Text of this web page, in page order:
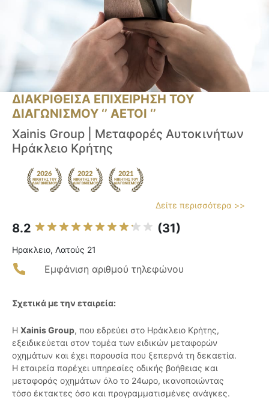
ΔΙΑΚΡΙΘΕΙΣΑ ΕΠΙΧΕΙΡΗΣΗ ΤΟΥ
ΔΙΑΓΩΝΙΣΜΟΥ ‘’ ΑΕΤΟΙ ‘’
Xainis Group | Μεταφορές Αυτοκινήτων
Ηράκλειο Κρήτης
Δείτε περισσότερα >>
8.2 (31)
Ηρακλειο, Λατούς 21
Εμφάνιση αριθμού τηλεφώνου
Σχετικά με την εταιρεία:
Η Xainis Group, που εδρεύει στο Ηράκλειο Κρήτης,
εξειδικεύεται στον τομέα των ειδικών μεταφορών
οχημάτων και έχει παρουσία που ξεπερνά τη δεκαετία.
Η εταιρεία παρέχει υπηρεσίες οδικής βοήθειας και
μεταφοράς οχημάτων όλο το 24ωρο, ικανοποιώντας
τόσο έκτακτες όσο και προγραμματισμένες ανάγκες.